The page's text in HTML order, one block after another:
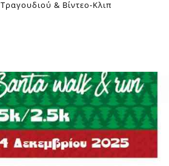
& Βίντεο-Κλιπ